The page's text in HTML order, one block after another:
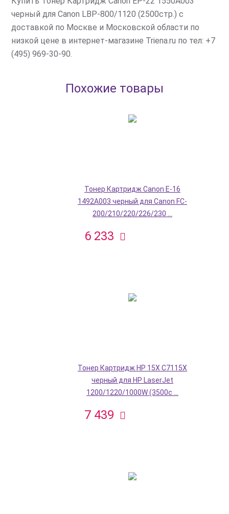
черный для Canon LBP-800/1120 (2500стр.) с
доставкой по Москве и Московской области по
низкой цене в интернет-магазине Triena.ru по тел: +7
(495) 969-30-90.
Похожие товары
Тонер Картридж Canon E-16
1492A003 черный для Canon FC-
200/210/220/226/230 ...
6 233
Тонер Картридж HP 15X C7115X
черный для HP LaserJet
1200/1220/1000W (3500с ...
7 439